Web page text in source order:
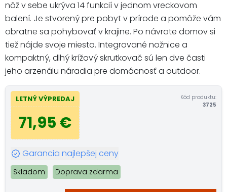
nôž v sebe ukrýva 14 funkcií v jednom vreckovom
balení. Je stvorený pre pobyt v prírode a pomôže vám
obratne sa pohybovať v krajine. Po návrate domov si
tiež nájde svoje miesto. Integrované nožnice a
kompaktný, dlhý krížový skrutkovač sú len dve časti
jeho arzenálu náradia pre domácnosť a outdoor.
LETNÝ VÝPREDAJ
71,95 €
Kód produktu:
3725
Garancia najlepšej ceny
Skladom Doprava zdarma